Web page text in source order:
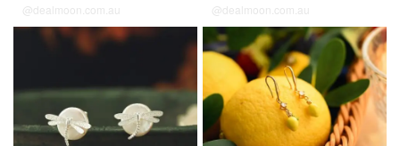
@dealmoon.com.au @dealmoon.com.au